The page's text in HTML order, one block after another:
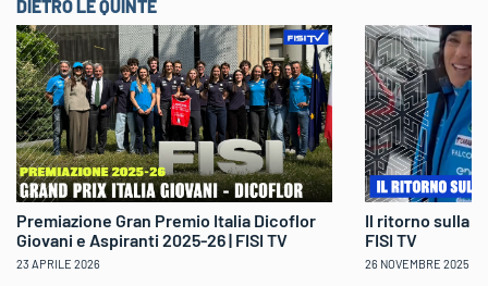
DIETRO LE QUINTE
Premiazione Gran Premio Italia Dicoflor
Giovani e Aspiranti 2025-26 | FISI TV
23 APRILE 2026
Il ritorno sulla
FISI TV
26 NOVEMBRE 2025